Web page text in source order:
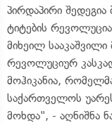
პირდაპირი შედეგია
ტიტების
მიხეილ
რევოლუციურ
მოჰიკანია,
საქართველოს
მოხდა", - აღნიშნა